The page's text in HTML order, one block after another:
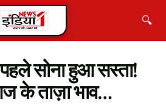
🔍
सोना हुआ सस्ता!
के ताज़ा भाव…